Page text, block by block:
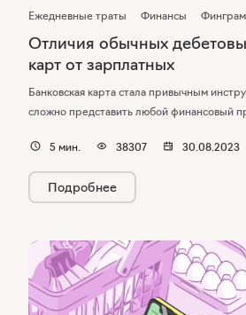
Ежедневные траты Финансы
Отличия обычных
карт от зарплатных
Банковская карта стала привычным
сложно представить любой финансовый
и услуги, класть на счет и снимать деньги,
в банкоматах и пр. Существует несколько
И если разница между кредитными и
Подробнее
5 мин. 38307 30.08.2023